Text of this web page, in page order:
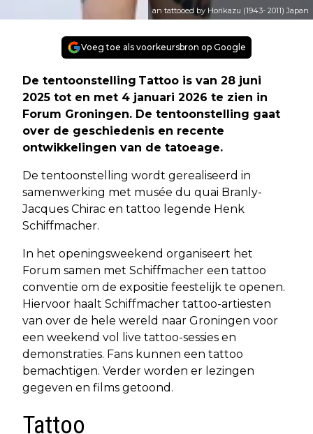
an tattooed by Horikazu (1943- 2011) Japan
Voeg toe als voorkeursbron op Google
De tentoonstelling Tattoo is van 28 juni
2025 tot en met 4 januari 2026 te zien in
Forum Groningen. De tentoonstelling gaat
over de geschiedenis en recente
ontwikkelingen van de tatoeage.
De tentoonstelling wordt gerealiseerd in
samenwerking met musée du quai Branly-
Jacques Chirac en tattoo legende Henk
Schiffmacher.
In het openingsweekend organiseert het
Forum samen met Schiffmacher een tattoo
conventie om de expositie feestelijk te openen.
Hiervoor haalt Schiffmacher tattoo-artiesten
van over de hele wereld naar Groningen voor
een weekend vol live tattoo-sessies en
demonstraties. Fans kunnen een tattoo
bemachtigen. Verder worden er lezingen
gegeven en films getoond.
Tattoo